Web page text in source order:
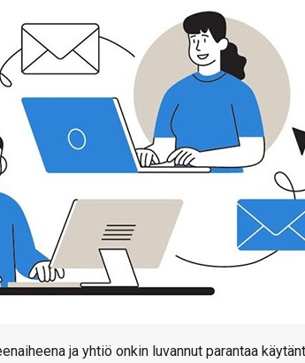
ja yhtiö onkin luvannut parantaa